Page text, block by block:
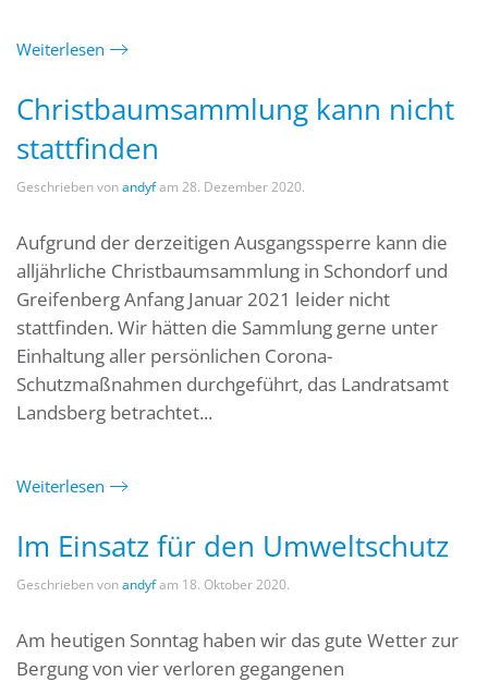
Weiterlesen
Christbaumsammlung kann nicht
stattfinden
Geschrieben vonandyfam 28. Dezember 2020.
Aufgrund der derzeitigen Ausgangssperre kann die
alljährliche Christbaumsammlung in Schondorf und
Greifenberg Anfang Januar 2021 leider nicht
stattfinden. Wir hätten die Sammlung gerne unter
Einhaltung aller persönlichen Corona-
Schutzmaßnahmen durchgeführt, das Landratsamt
Landsberg betrachtet...
Weiterlesen
Im Einsatz für den Umweltschutz
Geschrieben vonandyfam 18. Oktober 2020.
Am heutigen Sonntag haben wir das gute Wetter zur
Bergung von vier verloren gegangenen